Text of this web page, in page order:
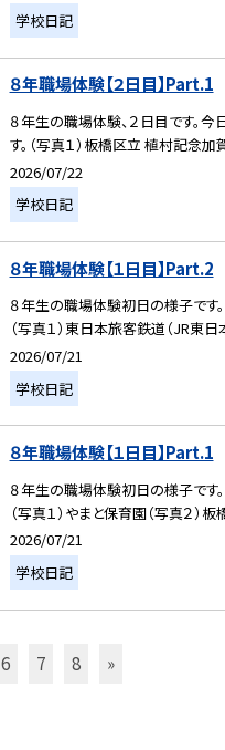
学校日記
８年職場体験【２日目】Part.1
８年生の職場体験、２日目です。
す。（写真１）板橋区立 植村記念
2026/07/22
学校日記
８年職場体験【１日目】Part.2
８年生の職場体験初日の様子です
（写真１）東日本旅客鉄道（JR東
2026/07/21
学校日記
８年職場体験【１日目】Part.1
８年生の職場体験初日の様子です
（写真１）やまと保育園（写真２）
2026/07/21
学校日記
6 7 8 »